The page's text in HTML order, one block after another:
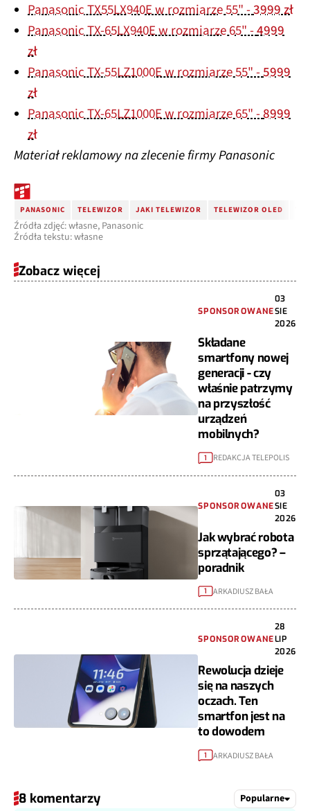
Panasonic TX55LX940E w rozmiarze 55" -3999 zł
Panasonic TX-65LX940E w rozmiarze 65" -4999
zł
Panasonic TX-55LZ1000E w rozmiarze 55" -5999
zł
Panasonic TX-65LZ1000E w rozmiarze 65" -8999
zł
Materiał reklamowy na zlecenie firmy Panasonic
PANASONIC TELEWIZOR JAKI TELEWIZOR TELEWIZOR OLED
Źródła zdjęć: własne, Panasonic
Źródła tekstu: własne
Zobacz więcej
SPONSOROWANE
03
SIE
2026
Składane
smartfony nowej
generacji - czy
właśnie patrzymy
na przyszłość
urządzeń
mobilnych?
1 REDAKCJA TELEPOLIS
SPONSOROWANE
03
SIE
2026
Jak wybrać robota
sprzątającego? –
poradnik
1 ARKADIUSZ BAŁA
SPONSOROWANE
28
LIP
2026
Rewolucja dzieje
się na naszych
oczach. Ten
smartfon jest na
to dowodem
1 ARKADIUSZ BAŁA
8 komentarzy Popularne